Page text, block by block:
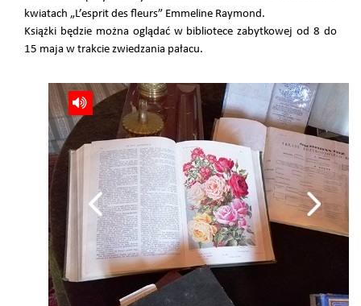
kwiatach „L’esprit des fleurs” Emmeline Raymond.
Książki będzie można oglądać w bibliotece zabytkowej od 8 do
15 maja w trakcie zwiedzania pałacu.